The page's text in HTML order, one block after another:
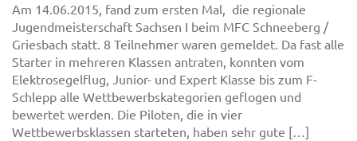
Am 14.06.2015, fand zum ersten Mal, die regionale
Jugendmeisterschaft Sachsen I beim MFC Schneeberg /
Griesbach statt. 8 Teilnehmer waren gemeldet. Da fast alle
Starter in mehreren Klassen antraten, konnten vom
Elektrosegelflug, Junior- und Expert Klasse bis zum F-
Schlepp alle Wettbewerbskategorien geflogen und
bewertet werden. Die Piloten, die in vier
Wettbewerbsklassen starteten, haben sehr gute […]